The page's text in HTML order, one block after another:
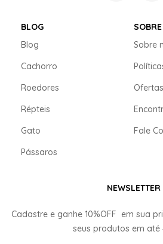
BLOG
Blog
Cachorro
Roedores
Répteis
Gato
Pássaros
Sobre
Fale
NEWSLETTER
Cadastre e ganhe 10%OFF em sua
seus produtos em até